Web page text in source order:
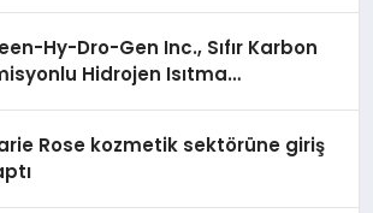
Hy-Dro-Gen Inc., Sıfır Karbon
Hidrojen Isıtma
Rose kozmetik sektörüne giriş